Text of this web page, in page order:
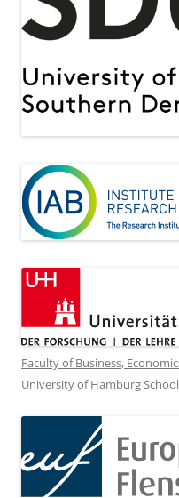
Faculty of Business,
University of Hamburg